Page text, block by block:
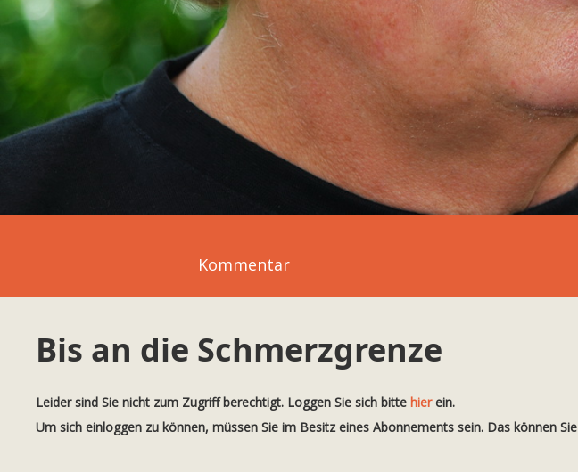
Kommentar
Bis an die Schmerzgrenze
Leider sind Sie nicht zum Zugriff berechtigt. Loggen Sie sich bitte hierein.
Um sich einloggen zu können, müssen Sie im Besitz eines Abonnements sein. Das können Sie